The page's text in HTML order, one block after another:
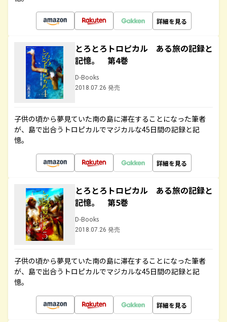
詳細を見る
とろとろトロピカル ある旅の記録と
記憶。 第4巻
D-Books
2018.07.26 発売
子供の頃から夢見ていた南の島に滞在することになった筆者
が、島で出合うトロピカルでマジカルな45日間の記録と記
憶。
詳細を見る
とろとろトロピカル ある旅の記録と
記憶。 第5巻
D-Books
2018.07.26 発売
子供の頃から夢見ていた南の島に滞在することになった筆者
が、島で出合うトロピカルでマジカルな45日間の記録と記
憶。
詳細を見る